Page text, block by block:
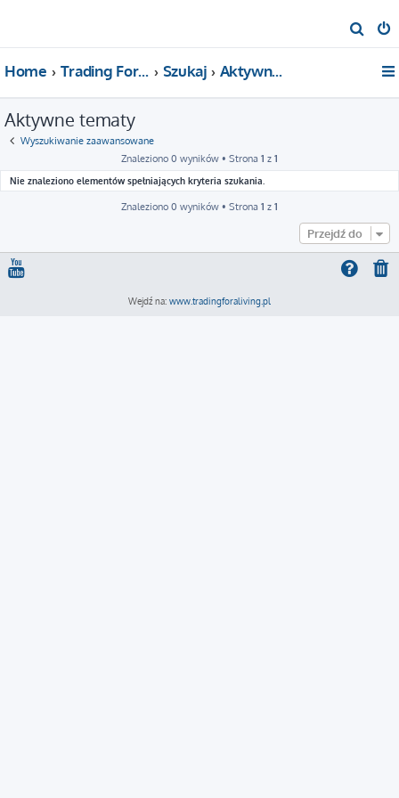
z
Home Trading For a Living Szukaj Aktywne tematy
Aktywne tematy
Wyszukiwanie zaawansowane
Znaleziono 0 wyników • Strona 1 z 1
Nie znaleziono elementów spełniających kryteria szukania.
Znaleziono 0 wyników • Strona 1 z 1
Przejdź do
Wejdź na: www.tradingforaliving.pl